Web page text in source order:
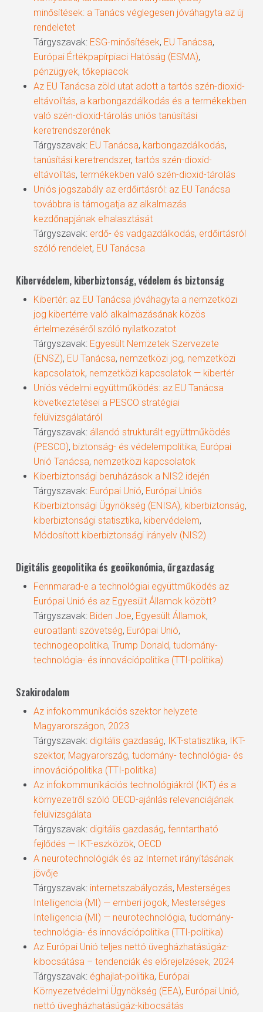
minősítések: a Tanács véglegesen jóváhagyta az új
rendeletet
Tárgyszavak: ESG-minősítések, EU Tanácsa,
Európai Értékpapírpiaci Hatóság (ESMA),
pénzügyek, tőkepiacok
Az EU Tanácsa zöld utat adott a tartós szén-dioxid-
eltávolítás, a karbongazdálkodás és a termékekben
való szén-dioxid-tárolás uniós tanúsítási
keretrendszerének
Tárgyszavak: EU Tanácsa, karbongazdálkodás,
tanúsítási keretrendszer, tartós szén-dioxid-
eltávolítás, termékekben való szén-dioxid-tárolás
Uniós jogszabály az erdőirtásról: az EU Tanácsa
továbbra is támogatja az alkalmazás
kezdőnapjának elhalasztását
Tárgyszavak: erdő- és vadgazdálkodás, erdőirtásról
szóló rendelet, EU Tanácsa
Kibervédelem, kiberbiztonság, védelem és biztonság
Kibertér: az EU Tanácsa jóváhagyta a nemzetközi
jog kibertérre való alkalmazásának közös
értelmezéséről szóló nyilatkozatot
Tárgyszavak: Egyesült Nemzetek Szervezete
(ENSZ), EU Tanácsa, nemzetközi jog, nemzetközi
kapcsolatok, nemzetközi kapcsolatok — kibertér
Uniós védelmi együttműködés: az EU Tanácsa
következtetései a PESCO stratégiai
felülvizsgálatáról
Tárgyszavak: állandó strukturált együttműködés
(PESCO), biztonság- és védelempolitika, Európai
Unió Tanácsa, nemzetközi kapcsolatok
Kiberbiztonsági beruházások a NIS2 idején
Tárgyszavak: Európai Unió, Európai Uniós
Kiberbiztonsági Ügynökség (ENISA), kiberbiztonság,
kiberbiztonsági statisztika, kibervédelem,
Módosított kiberbiztonsági irányelv (NIS2)
Digitális geopolitika és geoökonómia, űrgazdaság
Fennmarad-e a technológiai együttműködés az
Európai Unió és az Egyesült Államok között?
Tárgyszavak: Biden Joe, Egyesült Államok,
euroatlanti szövetség, Európai Unió,
technogeopolitika, Trump Donald, tudomány-
technológia- és innovációpolitika (TTI-politika)
Szakirodalom
Az infokommunikációs szektor helyzete
Magyarországon, 2023
Tárgyszavak: digitális gazdaság, IKT-statisztika, IKT-
szektor, Magyarország, tudomány- technológia- és
innovációpolitika (TTI-politika)
Az infokommunikációs technológiákról (IKT) és a
környezetről szóló OECD-ajánlás relevanciájának
felülvizsgálata
Tárgyszavak: digitális gazdaság, fenntartható
fejlődés — IKT-eszközök, OECD
A neurotechnológiák és az Internet irányításának
jövője
Tárgyszavak: internetszabályozás, Mesterséges
Intelligencia (MI) — emberi jogok, Mesterséges
Intelligencia (MI) — neurotechnológia, tudomány-
technológia- és innovációpolitika (TTI-politika)
Az Európai Unió teljes nettó üvegházhatásúgáz-
kibocsátása – tendenciák és előrejelzések, 2024
Tárgyszavak: éghajlat-politika, Európai
Környezetvédelmi Ügynökség (EEA), Európai Unió,
nettó üvegházhatásúgáz-kibocsátás